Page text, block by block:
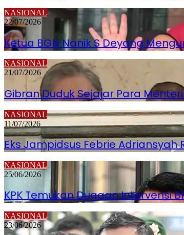
NASIONAL
22/07/2026
Ketua BGN Nanik S Deyang
NASIONAL
21/07/2026
Gibran Duduk Sejajar Para
NASIONAL
11/07/2026
Eks Jampidsus Febrie Adriansyah
NASIONAL
25/06/2026
KPK Temukan Dugaan Intervensi
NASIONAL
23/06/2026